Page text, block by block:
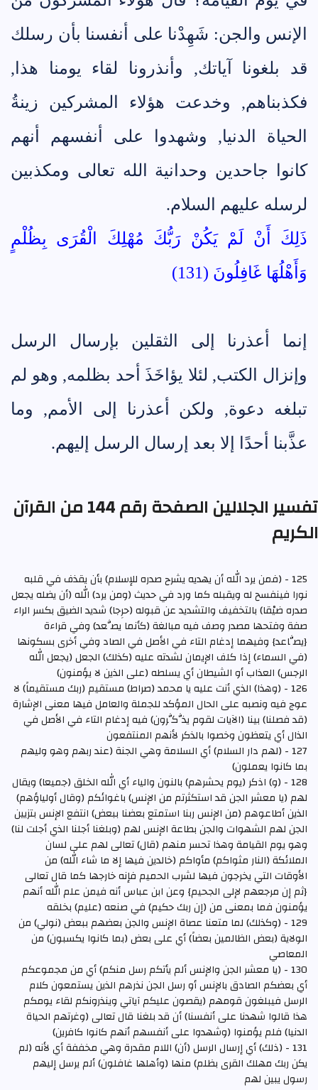
الإنس والجن: شَهِدْنا على أنفسنا بأن رسلك
قد بلغونا آياتك, وأنذرونا لقاء يومنا هذا,
فكذبناهم, وخدعت هؤلاء المشركين زينةُ
الحياة الدنيا, وشهدوا على أنفسهم أنهم
كانوا جاحدين وحدانية الله تعالى ومكذبين
لرسله عليهم السلام.
ذَلِكَ أَنْ لَمْ يَكُنْ رَبُّكَ مُهْلِكَ الْقُرَى بِظُلْمٍ
وَأَهْلُهَا غَافِلُونَ (131)
إنما أعذرنا إلى الثقلين بإرسال الرسل
وإنزال الكتب, لئلا يؤاخَذَ أحد بظلمه, وهو لم
تبلغه دعوة, ولكن أعذرنا إلى الأمم, وما
عذَّبنا أحدًا إلا بعد إرسال الرسل إليهم.
تفسير الجلالين الصفحة رقم 144 من القرآن
الكريم
125 - (فمن يرد الله أن يهديه يشرح صدره للإسلام) بأن يقذف في قلبه
نورا فينفسح له ويقبله كما ورد في حديث (ومن يرد) الله (أن يضله يجعل
صدره ضيْقا) بالتخفيف والتشديد عن قبوله (حرِجا) شديد الضيق بكسر الراء
صفة وفتحها مصدر وصف فيه مبالغة (كأنما يصَّعد) وفي قراءة
{يصَّاعد} وفيهما إدغام التاء في الأصل في الصاد وفي أخرى بسكونها
(في السماء) إذا كلف الإيمان لشدته عليه (كذلك) الجعل (يجعل الله
الرجس) العذاب أو الشيطان أي يسلطه (على الذين لا يؤمنون)
126 - (وهذا) الذي أنت عليه يا محمد (صراط) مستقيم (ربك مستقيماً) لا
عوج فيه ونصبه على الحال المؤكد للجملة والعامل فيها معنى الإشارة
(قد فصلنا) بينا (الآيات لقوم يذَّكَّرون) فيه إدغام التاء في الأصل في
الذال أي يتعظون وخصوا بالذكر لأنهم المنتفعون
127 - (لهم دار السلام) أي السلامة وهي الجنة (عند ربهم وهو وليهم
بما كانوا يعملون)
128 - (و) اذكر (يوم يحشرهم) بالنون والياء أي الله الخلق (جميعا) ويقال
لهم (يا معشر الجن قد استكثرتم من الإنس) باغوائكم (وقال أولياؤهم)
الذين أطاعوهم (من الإنس ربنا استمتع بعضنا ببعض) انتفع الإنس بتزيين
الجن لهم الشهوات والجن بطاعة الإنس لهم (وبلغنا أجلنا الذي أجلت لنا)
وهو يوم القيامة وهذا تحسر منهم (قال) تعالى لهم على لسان
الملائكة (النار مثواكم) مأواكم (خالدين فيها إلا ما شاء الله) من
الأوقات التي يخرجون فيها لشرب الحميم فإنه خارجها كما قال تعالى
{ثم إن مرجعهم لإلى الجحيم} وعن ابن عباس أنه فيمن علم الله أنهم
يؤمنون فما بمعنى من (إن ربك حكيم) في صنعه (عليم) بخلقه
129 - (وكذلك) لما متعنا عصاة الإنس والجن بعضهم ببعض (نولي) من
الولاية (بعض الظالمين بعضاً) أي على بعض (بما كانوا يكسبون) من
المعاصي
130 - (يا معشر الجن والإنس ألم يأتكم رسل منكم) أي من مجموعكم
أي بعضكم الصادق بالإنس أو رسل الجن نذرهم الذين يستمعون كلام
الرسل فيبلغون قومهم (يقصون عليكم آياتي وينذرونكم لقاء يومكم
هذا قالوا شهدنا على أنفسنا) أن قد بلغنا قال تعالى (وغرتهم الحياة
الدنيا) فلم يؤمنوا (وشهدوا على أنفسهم أنهم كانوا كافرين)
131 - (ذلك) أي إرسال الرسل (أن) اللام مقدرة وهي مخففة أي لأنه (لم
يكن ربك مهلك القرى بظلم) منها (وأهلها غافلون) ألم يرسل إليهم
رسول يبين لهم